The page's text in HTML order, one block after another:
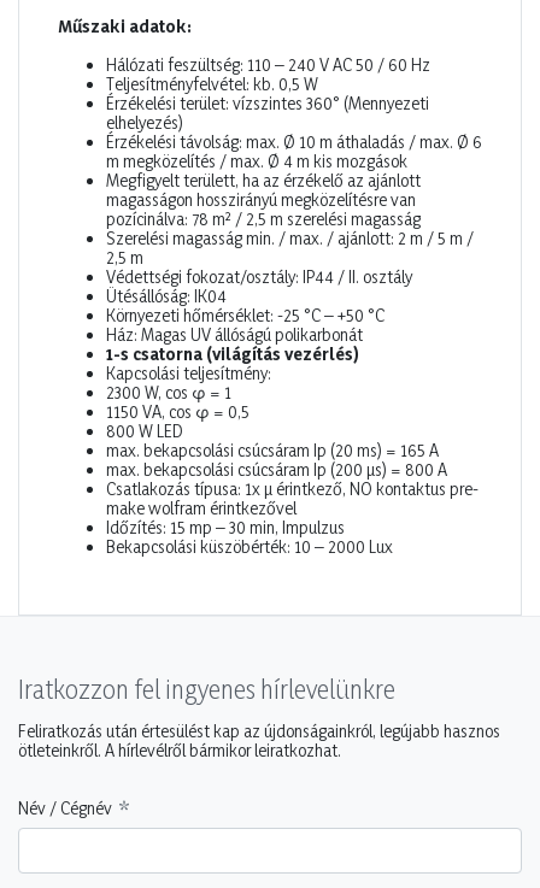
Műszaki adatok:
Hálózati feszültség: 110 – 240 V AC 50 / 60 Hz
Teljesítményfelvétel: kb. 0,5 W
Érzékelési terület: vízszintes 360° (Mennyezeti
elhelyezés)
Érzékelési távolság: max. Ø 10 m áthaladás / max. Ø 6
m megközelítés / max. Ø 4 m kis mozgások
Megfigyelt területt, ha az érzékelő az ajánlott
magasságon hosszirányú megközelítésre van
pozícinálva: 78 m² / 2,5 m szerelési magasság
Szerelési magasság min. / max. / ajánlott: 2 m / 5 m /
2,5 m
Védettségi fokozat/osztály: IP44 / II. osztály
Ütésállóság: IK04
Környezeti hőmérséklet: -25 °C – +50 °C
Ház: Magas UV állóságú polikarbonát
1-s csatorna (világítás vezérlés)
Kapcsolási teljesítmény:
2300 W, cos φ = 1
1150 VA, cos φ = 0,5
800 W LED
max. bekapcsolási csúcsáram Ip (20 ms) = 165 A
max. bekapcsolási csúcsáram Ip (200 µs) = 800 A
Csatlakozás típusa: 1x µ érintkező, NO kontaktus pre-
make wolfram érintkezővel
Időzítés: 15 mp – 30 min, Impulzus
Bekapcsolási küszöbérték: 10 – 2000 Lux
Iratkozzon fel ingyenes hírlevelünkre
Feliratkozás után értesülést kap az újdonságainkról, legújabb hasznos
ötleteinkről. A hírlevélről bármikor leiratkozhat.
Név / Cégnév